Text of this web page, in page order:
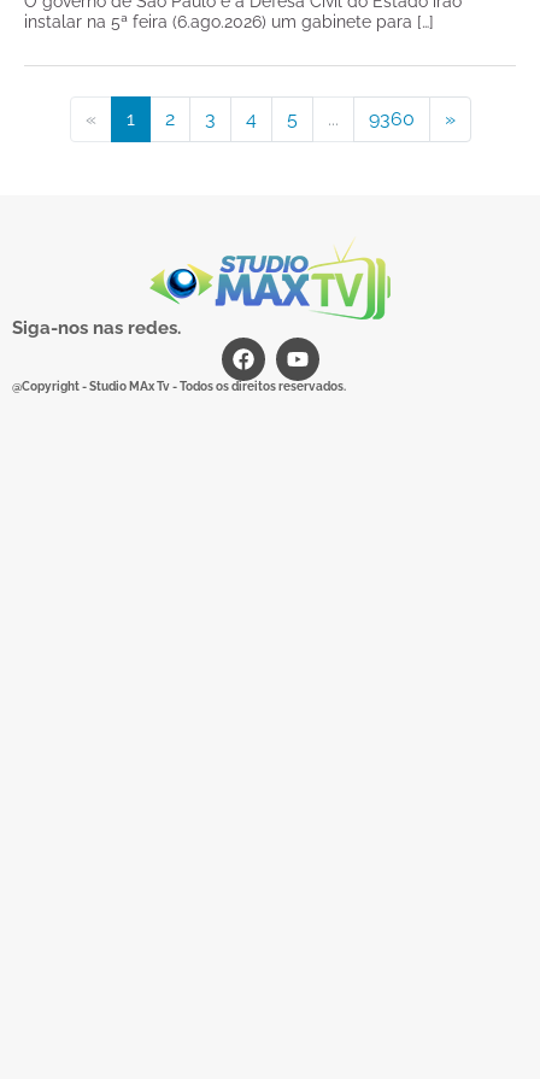
instalar na 5ª feira (6.ago.2026) um gabinete para […]
« 1 2 3 4 5 ... 9360 »
Siga-nos nas redes.
@Copyright - Studio MAx Tv - Todos os direitos reservados.